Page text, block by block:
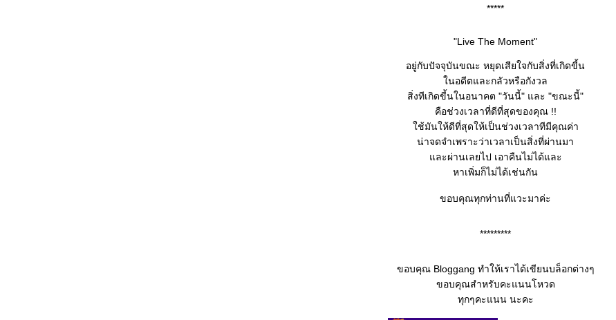
*****
"Live The Moment"
อยู่กับปัจจุบันขณะ หยุดเสียใจกับสิ่งที่เกิดขี้น
นอดีตและกลัวหรือกังวล
สิ่งทีเกิดขี้นในอนาคต "วันนี้" และ "ขณะนี้"
คือช่วงเวลาที่ดีที่สุดของคุณ !!
ช้มันให้ดีที่สุดให้เป็นช่วงเวลาทีมีคุณค่า
น่าจดจำเพราะว่าเวลาเป็นสิ่งที่ผ่านมา
ละผ่านเลยไป เอาคืนไม่ได้และ
หาเพิ่มก็ไม่ได้เช่นกัน
ขอบคุณทุกท่านที่แวะมาค่ะ
*********
ขอบคุณ Bloggang ทำให้เราได้เขียนบล็อกต่างๆ
ขอบคุณสำหรับคะแนนโหวด
ทุกๆคะแนน นะคะ